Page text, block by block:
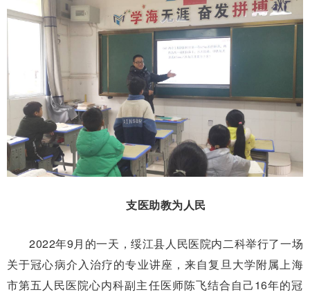
支医助教为人民
2022年9月的一天，绥江县人民医院内二科举行了一场
关于冠心病介入治疗的专业讲座，来自复旦大学附属上海
市第五人民医院心内科副主任医师陈飞结合自己16年的冠